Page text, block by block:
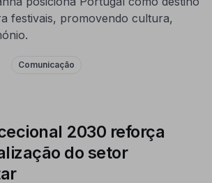
festivais, promovendo cultura,
Comunicação
2030 reforça
do setor